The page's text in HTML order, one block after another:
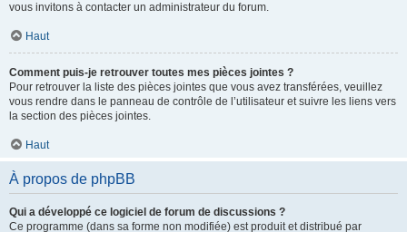
vous invitons à contacter un administrateur du forum.
Haut
Comment puis-je retrouver toutes mes pièces jointes ?
Pour retrouver la liste des pièces jointes que vous avez transférées, veuillez
vous rendre dans le panneau de contrôle de l’utilisateur et suivre les liens vers
la section des pièces jointes.
Haut
À propos de phpBB
Qui a développé ce logiciel de forum de discussions ?
Ce programme (dans sa forme non modifiée) est produit et distribué par